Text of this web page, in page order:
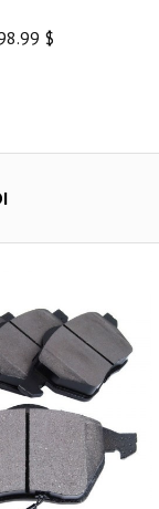
$